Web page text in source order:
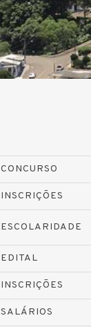
CONCURSO
INSCRIÇÕES
ESCOLARIDADE
EDITAL
INSCRIÇÕES
SALÁRIOS